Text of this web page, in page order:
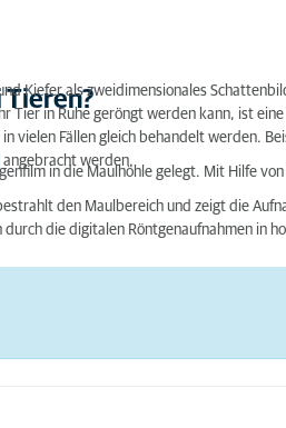
Tieren?
Kiefer als zweidimensionales
Tier in Ruhe geröngt werden kann, ist
vielen Fällen gleich behandelt werden.
angebracht werden.
in die Maulhöhle gelegt. Mit Hilfe
den Maulbereich und zeigt die
die digitalen Rönt­gen­auf­nahm­en in